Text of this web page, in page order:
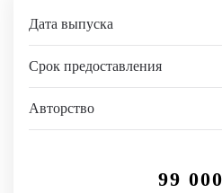
Дата выпуска
Срок предоставления
Авторство
99 000